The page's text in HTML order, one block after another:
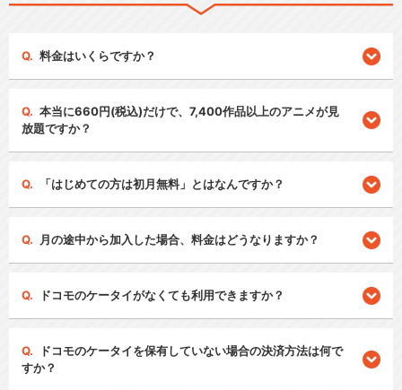
料金はいくらですか？
本当に660円(税込)だけで、7,400作品以上のアニメが見
放題ですか？
「はじめての方は初月無料」とはなんですか？
月の途中から加入した場合、料金はどうなりますか？
ドコモのケータイがなくても利用できますか？
ドコモのケータイを保有していない場合の決済方法は何で
すか？